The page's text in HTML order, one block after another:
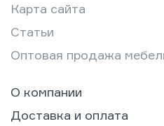
Карта сайта
Статьи
Оптовая продажа
О компании
Доставка и оплата